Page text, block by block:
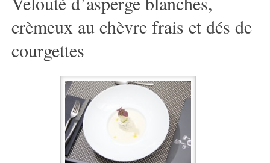
crèmeux au chèvre frais et dés de
courgettes